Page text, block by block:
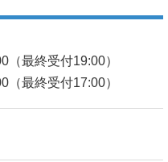
最終受付19:00）
最終受付17:00）